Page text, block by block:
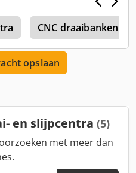
3200 mm/1900 mm/2650
Siemens 840DS,
ca. 22.000 u.
ter plaatse onder
Dzjhyorf
CNC draaibanken
opslaan
en slijpcentra (5)
met meer dan